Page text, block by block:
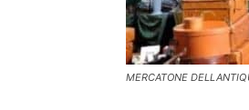
MERCATONE